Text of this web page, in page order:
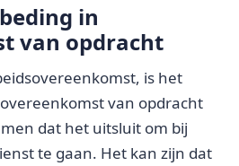
in
van opdracht
is het
van opdracht
dat het uitsluit om bij
te gaan. Het kan zijn dat